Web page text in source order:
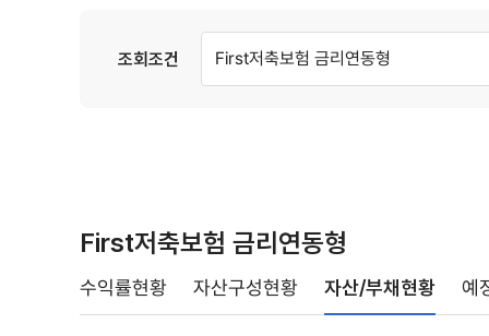
조회조건 First저축보험 금리연동형
First저축보험 금리연동형
수익률현황 자산구성현황 자산/부채현황 예